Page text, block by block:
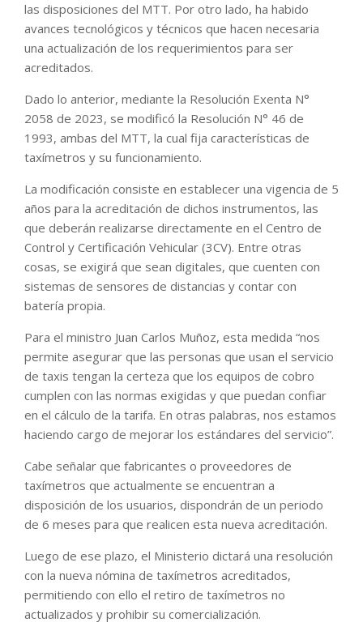
las disposiciones del MTT. Por otro lado, ha habido
avances tecnológicos y técnicos que hacen necesaria
una actualización de los requerimientos para ser
acreditados.
Dado lo anterior, mediante la Resolución Exenta N°
2058 de 2023, se modificó la Resolución N° 46 de
1993, ambas del MTT, la cual fija características de
taxímetros y su funcionamiento.
La modificación consiste en establecer una vigencia de 5
años para la acreditación de dichos instrumentos, las
que deberán realizarse directamente en el Centro de
Control y Certificación Vehicular (3CV). Entre otras
cosas, se exigirá que sean digitales, que cuenten con
sistemas de sensores de distancias y contar con
batería propia.
Para el ministro Juan Carlos Muñoz, esta medida “nos
permite asegurar que las personas que usan el servicio
de taxis tengan la certeza que los equipos de cobro
cumplen con las normas exigidas y que puedan confiar
en el cálculo de la tarifa. En otras palabras, nos estamos
haciendo cargo de mejorar los estándares del servicio”.
Cabe señalar que fabricantes o proveedores de
taxímetros que actualmente se encuentran a
disposición de los usuarios, dispondrán de un periodo
de 6 meses para que realicen esta nueva acreditación.
Luego de ese plazo, el Ministerio dictará una resolución
con la nueva nómina de taxímetros acreditados,
permitiendo con ello el retiro de taxímetros no
actualizados y prohibir su comercialización.